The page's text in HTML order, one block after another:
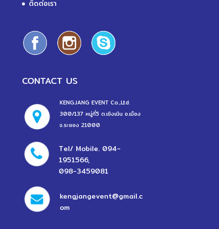
ติดต่อเรา
CONTACT US
KENGJANG EVENT Co.,Ltd.
300/137 หมู่ที่5 ต.เชิงเนิน อ.เมือง
จ.ระยอง 21000
Tel/ Mobile. 094-
1951566,
098-3459081
kengjangevent@gmail.c
om